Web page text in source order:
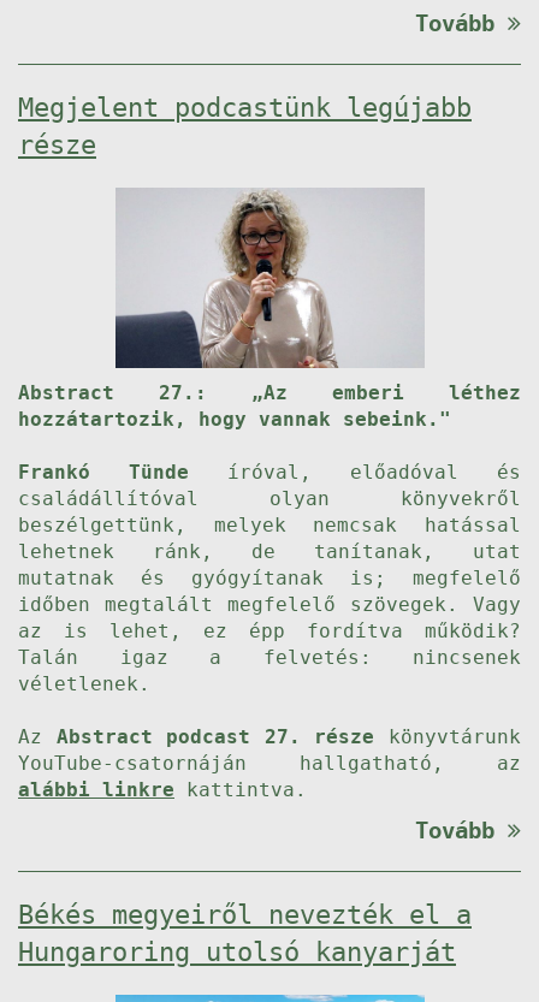
Tovább
Megjelent podcastünk legújabb
része
Abstract 27.: „Az emberi léthez
hozzátartozik, hogy vannak sebeink."
Frankó Tünde íróval, előadóval és
családállítóval olyan könyvekről
beszélgettünk, melyek nemcsak hatással
lehetnek ránk, de tanítanak, utat
mutatnak és gyógyítanak is; megfelelő
időben megtalált megfelelő szövegek. Vagy
az is lehet, ez épp fordítva működik?
Talán igaz a felvetés: nincsenek
véletlenek.
Az Abstract podcast 27. része könyvtárunk
YouTube-csatornáján hallgatható, az
alábbi linkre kattintva.
Tovább
Békés megyeiről nevezték el a
Hungaroring utolsó kanyarját